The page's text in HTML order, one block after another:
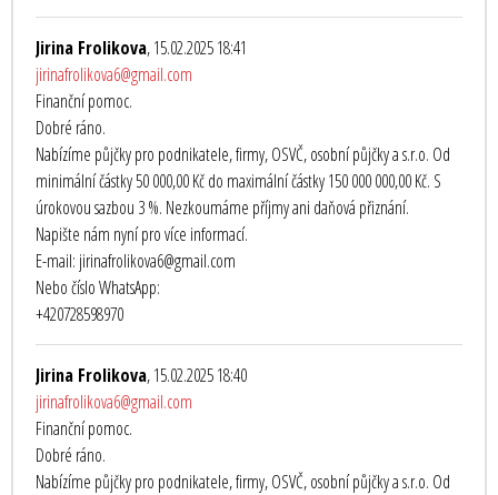
Jirina Frolikova, 15.02.2025 18:41
jirinafrolikova6@gmail.com
Finanční pomoc.
Dobré ráno.
Nabízíme půjčky pro podnikatele, firmy, OSVČ, osobní půjčky a s.r.o. Od
minimální částky 50 000,00 Kč do maximální částky 150 000 000,00 Kč. S
úrokovou sazbou 3 %. Nezkoumáme příjmy ani daňová přiznání.
Napište nám nyní pro více informací.
E-mail: jirinafrolikova6@gmail.com
Nebo číslo WhatsApp:
+420728598970
Jirina Frolikova, 15.02.2025 18:40
jirinafrolikova6@gmail.com
Finanční pomoc.
Dobré ráno.
Nabízíme půjčky pro podnikatele, firmy, OSVČ, osobní půjčky a s.r.o. Od